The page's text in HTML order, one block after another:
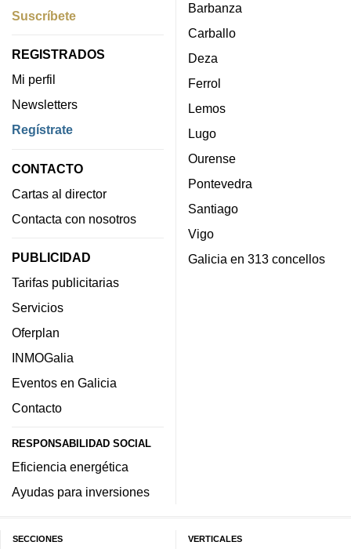
Suscríbete
REGISTRADOS
Mi perfil
Newsletters
Regístrate
CONTACTO
Cartas al director
Contacta con nosotros
PUBLICIDAD
Tarifas publicitarias
Servicios
Oferplan
INMOGalia
Eventos en Galicia
Contacto
RESPONSABILIDAD SOCIAL
Eficiencia energética
Ayudas para inversiones
Barbanza
Carballo
Deza
Ferrol
Lemos
Lugo
Ourense
Pontevedra
Santiago
Vigo
Galicia en 313 concellos
SECCIONES VERTICALES